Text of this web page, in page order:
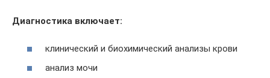
Диагностика включает:
клинический и биохимический анализы крови
анализ мочи